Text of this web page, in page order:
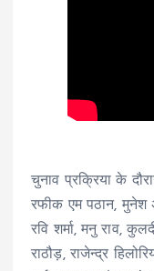
चुनाव प्रक्रिया के
रफीक एम पठान, मुनेश
रवि शर्मा, मनु राव,
राठौड़, राजेन्द्र